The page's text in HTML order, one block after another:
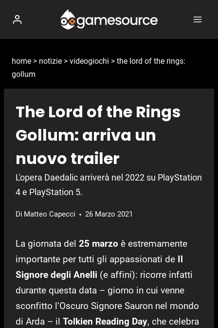
contenuto
home > notizie > videogiochi > the lord of the rings:
gollum
The Lord of the Rings
Gollum: arriva un
nuovo trailer
L'opera Daedalic arriverà nel 2022 su PlayStation
4 e PlayStation 5.
Di Matteo Capecci 26 Marzo 2021
La giornata del 25 marzo è estremamente
importante per tutti gli appassionati de Il
Signore degli Anelli (e affini): ricorre infatti
durante questa data – giorno in cui venne
sconfitto l’Oscuro Signore Sauron nel mondo
di Arda – il Tolkien Reading Day, che celebra